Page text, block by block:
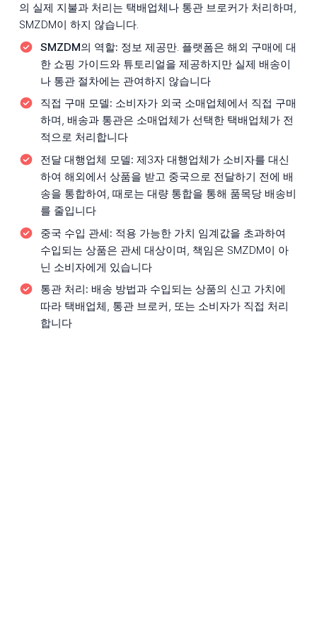
의 실제 지불과 처리는 택배업체나 통관 브로커가 처리하며,
SMZDM이 하지 않습니다.
SMZDM의 역할: 정보 제공만. 플랫폼은 해외 구매에 대
한 쇼핑 가이드와 튜토리얼을 제공하지만 실제 배송이
나 통관 절차에는 관여하지 않습니다
직접 구매 모델: 소비자가 외국 소매업체에서 직접 구매
하며, 배송과 통관은 소매업체가 선택한 택배업체가 전
적으로 처리합니다
전달 대행업체 모델: 제3자 대행업체가 소비자를 대신
하여 해외에서 상품을 받고 중국으로 전달하기 전에 배
송을 통합하여, 때로는 대량 통합을 통해 품목당 배송비
를 줄입니다
중국 수입 관세: 적용 가능한 가치 임계값을 초과하여
수입되는 상품은 관세 대상이며, 책임은 SMZDM이 아
닌 소비자에게 있습니다
통관 처리: 배송 방법과 수입되는 상품의 신고 가치에
따라 택배업체, 통관 브로커, 또는 소비자가 직접 처리
합니다